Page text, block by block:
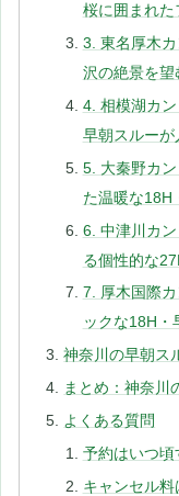
桜に囲まれ
3. 東名厚木
沢の絶景を望
4. 相模湖カン
早朝スルーが
5. 大秦野カ
た温暖な18H
6. 中津川カ
る個性的な
7. 厚木国際
ックな18H・
神奈川の早朝ス
まとめ：神奈川
よくある質問
予約はいつ頃
キャンセル料